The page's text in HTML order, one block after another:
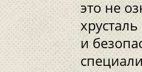
это не
и